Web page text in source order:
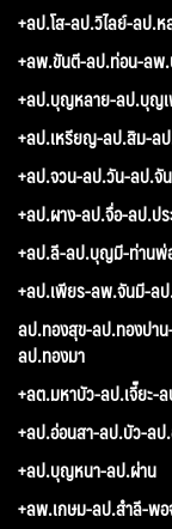
+ลป.โส-ลป.วิไลย์-ลป.
+ลพ.ขันตี-ลป.ท่อน-ลพ.
+ลป.บุญหลาย-ลป.บุญ
+ลป.เหรียญ-ลป.สิม-ล
+ลป.จวน-ลป.วัน-ลป.จั
+ลป.ผาง-ลป.จื่อ-ลป.ปร
+ลป.ลี-ลป.บุญมี-ท่านพ่
+ลป.เพียร-ลพ.จันมี-ล
ลป.ทองสุข-ลป.ทองปา
ลป.ทองมา
+ลต.มหาบัว-ลป.เจี๊ยะ-
+ลป.อ่อนสา-ลป.บัว-ลป
+ลป.บุญหนา-ลป.ผ่าน
+ลพ.เกษม-ลป.สำลี-พอ